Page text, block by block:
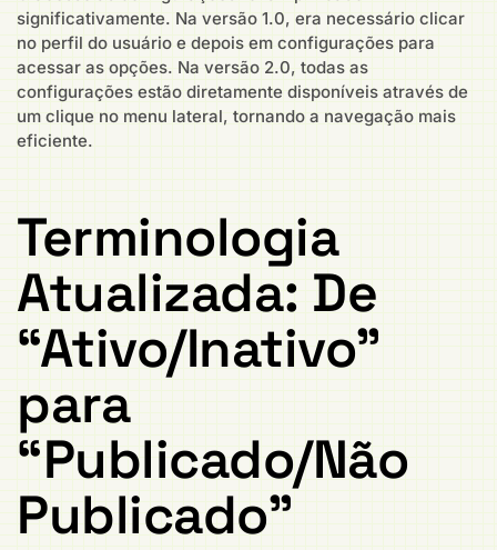
significativamente. Na versão 1.0, era necessário clicar
no perfil do usuário e depois em configurações para
acessar as opções. Na versão 2.0, todas as
configurações estão diretamente disponíveis através de
um clique no menu lateral, tornando a navegação mais
eficiente.
Terminologia
Atualizada: De
“Ativo/Inativo”
para
“Publicado/Não
Publicado”